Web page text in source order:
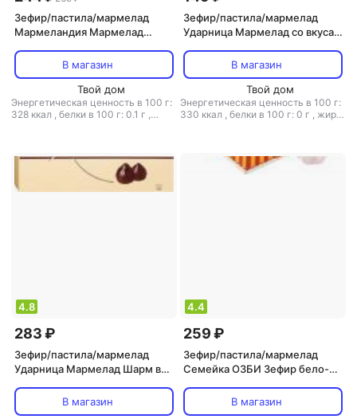
Зефир/пастила/мармелад
Мармеландия Мармелад
апельсиновые и
грейпфрутовые 330г
В магазин
Твой дом
Энергетическая ценность в 100 г:
328 ккал , белки в 100 г: 0.1 г ,
Зефир/пастила/мармелад
Ударница Мармелад со вкусам
В магазин
Твой дом
Энергетическая ценность в 100 г:
330 ккал , белки в 100 г: 0 г , жиры
4.8
283 ₽
Зефир/пастила/мармелад
Ударница Мармелад Шарм в
В магазин
4.4
259 ₽
Зефир/пастила/мармелад
Семейка ОЗБИ Зефир бело-
В магазин